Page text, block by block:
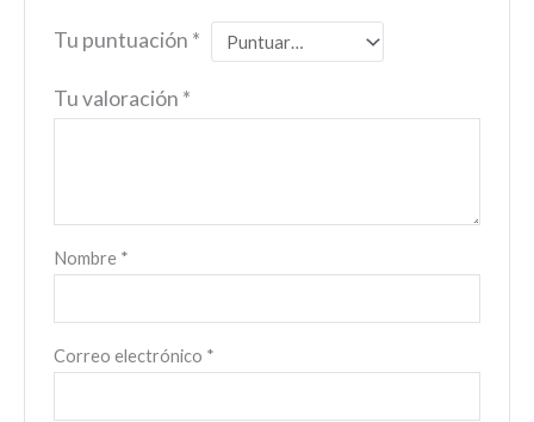
Tu puntuación *
Tu valoración *
Nombre *
Correo electrónico *